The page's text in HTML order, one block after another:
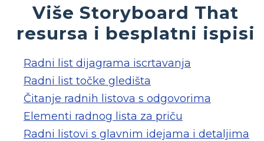
Više Storyboard That
resursa i besplatni ispisi
Radni list dijagrama iscrtavanja
Radni list točke gledišta
Čitanje radnih listova s ​​odgovorima
Elementi radnog lista za priču
Radni listovi s glavnim idejama i detaljima